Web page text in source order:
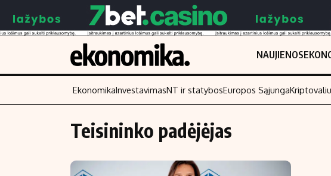
NAUJIENOS
Turinys
Naujienos
Skaitykite
Finansai
EkonomikaInvestavimasNT ir statybosEuropos Sąjunga
Teisininko padėjėjas